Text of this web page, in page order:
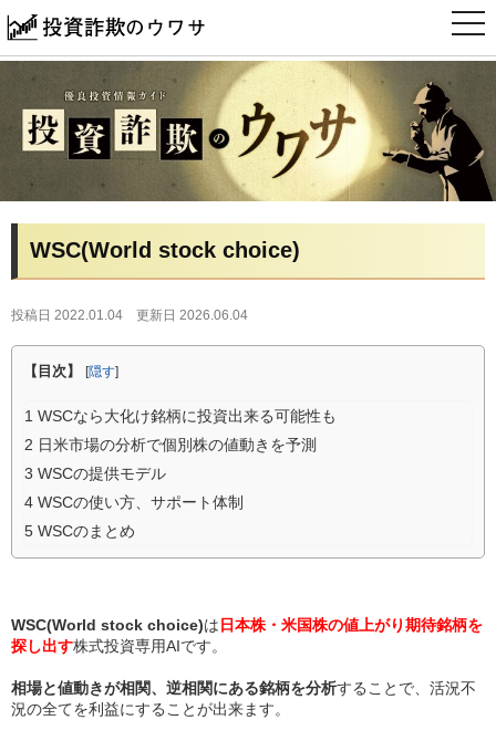
t
o
g
a
i
a
WSC(World stock choice)
投稿日 2022.01.04 更新日 2026.06.04
【目次】 [隠す]
1 WSCなら大化け銘柄に投資出来る可能性も
2 日米市場の分析で個別株の値動きを予測
3 WSCの提供モデル
4 WSCの使い方、サポート体制
5 WSCのまとめ
WSC(World stock choice)は 日本株・米国株の値上がり期待銘柄を
探し出す株式投資専用AIです。
相場と値動きが相関、逆相関にある銘柄を分析することで、活況不
況の全てを利益にすることが出来ます。